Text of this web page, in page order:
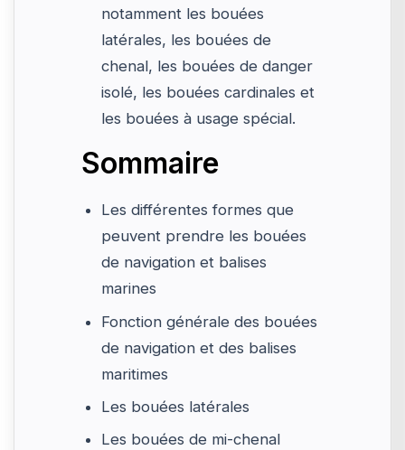
notamment les bouées
latérales, les bouées de
chenal, les bouées de danger
isolé, les bouées cardinales et
les bouées à usage spécial.
Sommaire
Les différentes formes que
peuvent prendre les bouées
de navigation et balises
marines
Fonction générale des bouées
de navigation et des balises
maritimes
Les bouées latérales
Les bouées de mi-chenal